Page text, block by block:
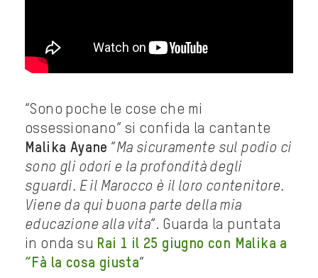
“Sono poche le cose che mi
ossessionano” si confida la cantante
Malika Ayane “ Ma sicuramente sul podio ci
sono gli odori e la profondità degli
sguardi. E il Marocco è il loro contenitore.
Viene da qui buona parte della mia
educazione alla vita”. Guarda la puntata
in onda su Rai 1 il 25 giugno con Malika a
“Fà la cosa giusta“